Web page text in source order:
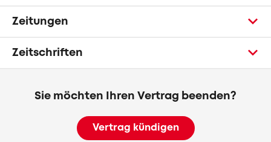
Zeitungen
Zeitschriften
Sie möchten Ihren Vertrag beenden?
Vertrag kündigen